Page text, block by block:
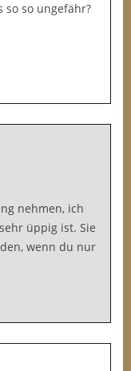
so ungefähr?
nehmen, ich
üppig ist. Sie
wenn du nur